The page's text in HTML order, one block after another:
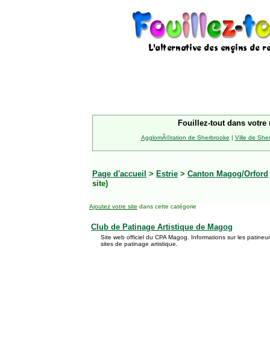
Fouillez-tout dans votre
AgglomÃ©ration de Sherbrooke | Ville de
Page d'accueil > Estrie > Canton Magog/Orford
site)
Ajoutez votre site dans cette catégorie
Club de Patinage Artistique de Magog
Site web officiel du CPA Magog. Informations sur les
sites de patinage artistique.